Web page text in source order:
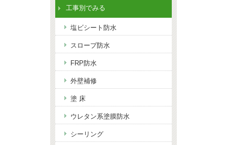
工事別でみる
塩ビシート防水
スロープ防水
FRP防水
外壁補修
塗 床
ウレタン系塗膜防水
シーリング